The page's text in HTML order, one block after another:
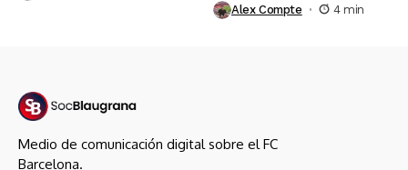
Alex Compte 4 min
Medio de comunicación digital sobre el FC
Barcelona.